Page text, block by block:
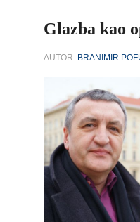
Glazba kao
AUTOR: BRANIMIR